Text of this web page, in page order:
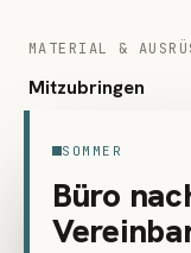
SOMMER
Büro
MATERIAL &
Mitzubringen
Das
Download: